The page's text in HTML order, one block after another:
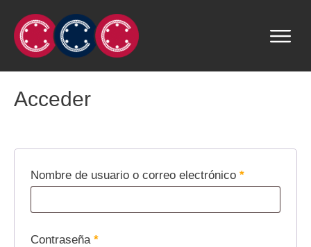
Acceder
Nombre de usuario o correo electrónico *Obligatorio
Contraseña *Obligatorio